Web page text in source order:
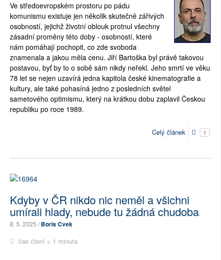
Ve středoevropském prostoru po pádu
komunismu existuje jen několik skutečně zářivých
osobností, jejichž životní oblouk protnul všechny
zásadní proměny této doby - osobností, které
nám pomáhají pochopit, co zde svoboda
znamenala a jakou měla cenu. Jiří Bartoška byl právě takovou
postavou, byť by to o sobě sám nikdy neřekl. Jeho smrtí ve věku
78 let se nejen uzavírá jedna kapitola české kinematografie a
kultury, ale také pohasíná jedno z posledních světel
sametového optimismu, který na krátkou dobu zaplavil Českou
republiku po roce 1989.
Celý článek 1
Kdyby v ČR nikdo nic neměl a všichni
umírali hlady, nebude tu žádná chudoba
8. 5. 2025 /Boris Cvek
čas čtení < 1 minuta